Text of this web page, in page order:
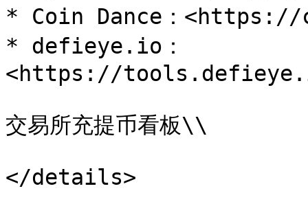
* Coin Dance：<https://
* defieye.io：
<https://
交易所充提币看板\\
</details>